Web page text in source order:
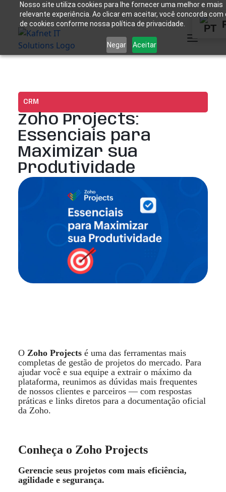
Nosso site utiliza cookies para lhe fornecer uma melhor e mais
relevante experiência. Ao clicar em aceitar, você concorda com
de cookies conforme nossa política de privacidade.
Negar Aceitar
CRM
Zoho Projects:
Essenciais para
Maximizar sua
Produtividade
O Zoho Projects é uma das ferramentas mais
completas de gestão de projetos do mercado. Para
ajudar você e sua equipe a extrair o máximo da
plataforma, reunimos as dúvidas mais frequentes
de nossos clientes e parceiros— com respostas
práticas e links diretos para a documentação oficial
da Zoho.
Conheça o Zoho Projects
Gerencie seus projetos com mais eficiência,
agilidade e segurança.